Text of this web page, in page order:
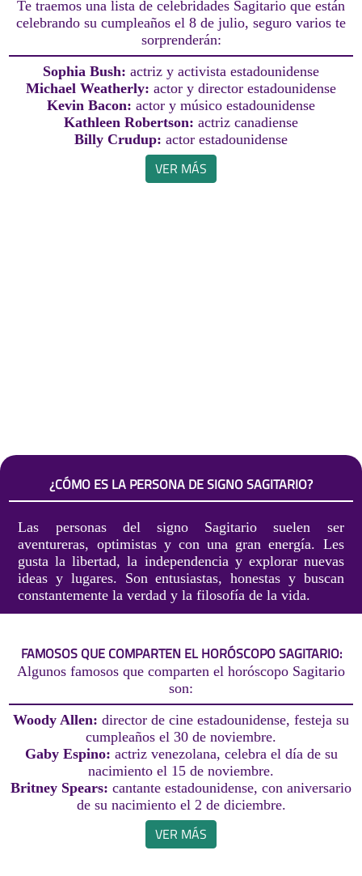
Te traemos una lista de celebridades Sagitario que están
celebrando su cumpleaños el 8 de julio, seguro varios te
sorprenderán:
Sophia Bush: actriz y activista estadounidense
Michael Weatherly: actor y director estadounidense
Kevin Bacon: actor y músico estadounidense
Kathleen Robertson: actriz canadiense
Billy Crudup: actor estadounidense
VER MÁS
¿CÓMO ES LA PERSONA DE SIGNO SAGITARIO?
Las personas del signo Sagitario suelen ser
aventureras, optimistas y con una gran energía. Les
gusta la libertad, la independencia y explorar nuevas
ideas y lugares. Son entusiastas, honestas y buscan
constantemente la verdad y la filosofía de la vida.
FAMOSOS QUE COMPARTEN EL HORÓSCOPO SAGITARIO:
Algunos famosos que comparten el horóscopo Sagitario
son:
Woody Allen: director de cine estadounidense, festeja su
cumpleaños el 30 de noviembre.
Gaby Espino: actriz venezolana, celebra el día de su
nacimiento el 15 de noviembre.
Britney Spears: cantante estadounidense, con aniversario
de su nacimiento el 2 de diciembre.
VER MÁS